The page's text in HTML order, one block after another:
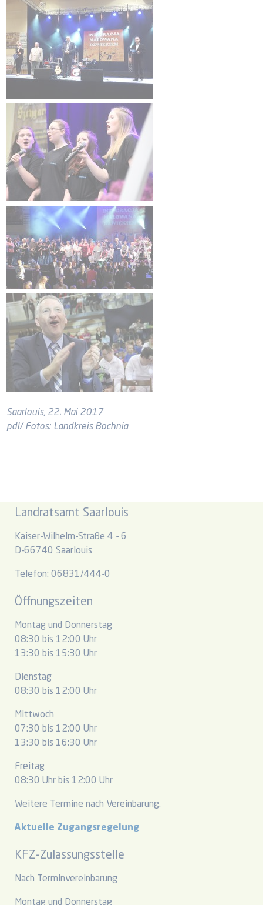
Saarlouis, 22. Mai 2017
pdl/ Fotos: Landkreis Bochnia
Landratsamt Saarlouis
Kaiser-Wilhelm-Straße 4 - 6
D-66740 Saarlouis
Telefon: 06831/444-0
Öffnungszeiten
Montag und Donnerstag
08:30 bis 12:00 Uhr
13:30 bis 15:30 Uhr
Dienstag
08:30 bis 12:00 Uhr
Mittwoch
07:30 bis 12:00 Uhr
13:30 bis 16:30 Uhr
Freitag
08:30 Uhr bis 12:00 Uhr
Weitere Termine nach Vereinbarung.
Aktuelle Zugangsregelung
KFZ-Zulassungsstelle
Nach Terminvereinbarung
Montag und Donnerstag